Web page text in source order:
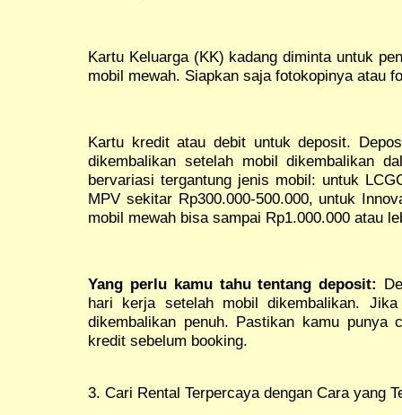
Kartu Keluarga (KK) kadang diminta untuk
mobil mewah. Siapkan saja fotokopinya atau
Kartu kredit atau debit untuk deposit.
dikembalikan setelah mobil dikembalikan
bervariasi tergantung jenis mobil: untuk
MPV sekitar Rp300.000-500.000, untuk
mobil mewah bisa sampai Rp1.000.000 atau
Yang perlu kamu tahu tentang deposit:
hari kerja setelah mobil dikembalikan.
dikembalikan penuh. Pastikan kamu punya
kredit sebelum booking.
3. Cari Rental Terpercaya dengan Cara yang